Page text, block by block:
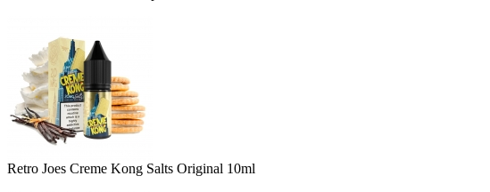
Retro Joes Creme Kong Salts Original 10ml